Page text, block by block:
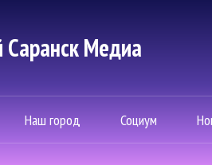
Mедиа
Наш город Социум